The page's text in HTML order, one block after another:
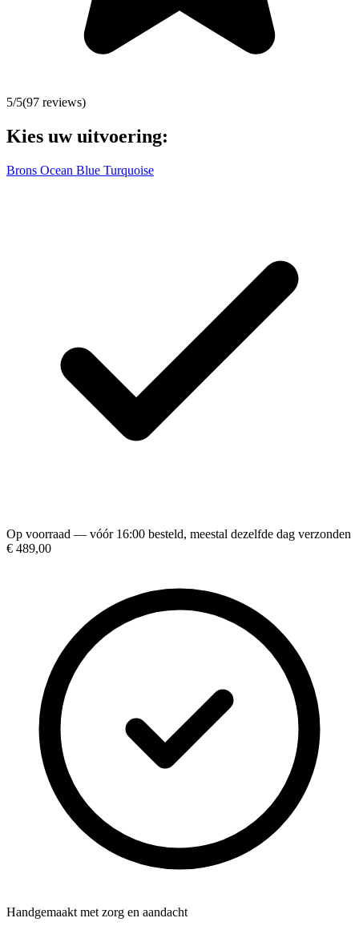
5/5(97 reviews)
Kies uw uitvoering:
Brons Ocean Blue Turquoise
Op voorraad — vóór 16:00 besteld, meestal dezelfde dag verzonden
€ 489,00
Handgemaakt met zorg en aandacht